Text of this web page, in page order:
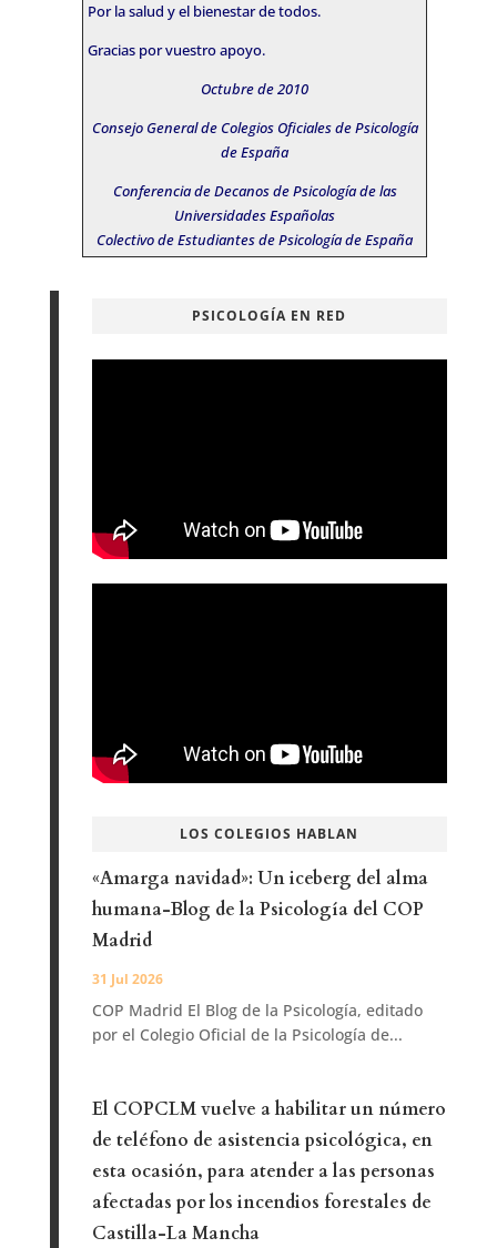
Por la salud y el bienestar de todos.
Gracias por vuestro apoyo.
Octubre de 2010
Consejo General de Colegios Oficiales de Psicología
de España
Conferencia de Decanos de Psicología de las
Universidades Españolas
Colectivo de Estudiantes de Psicología de España
PSICOLOGÍA EN RED
LOS COLEGIOS HABLAN
«Amarga navidad»: Un iceberg del alma
humana-Blog de la Psicología del COP
Madrid
31 Jul 2026
COP Madrid El Blog de la Psicología, editado
por el Colegio Oficial de la Psicología de...
El COPCLM vuelve a habilitar un número
de teléfono de asistencia psicológica, en
esta ocasión, para atender a las personas
afectadas por los incendios forestales de
Castilla-La Mancha